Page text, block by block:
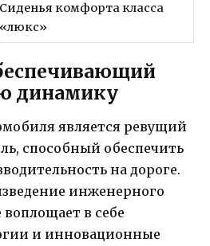
Сиденья комфорта класса
«люкс»
динамику
является ревущий
способный обеспечить
на дороге.
инженерного
воплощает в себе
и инновационные